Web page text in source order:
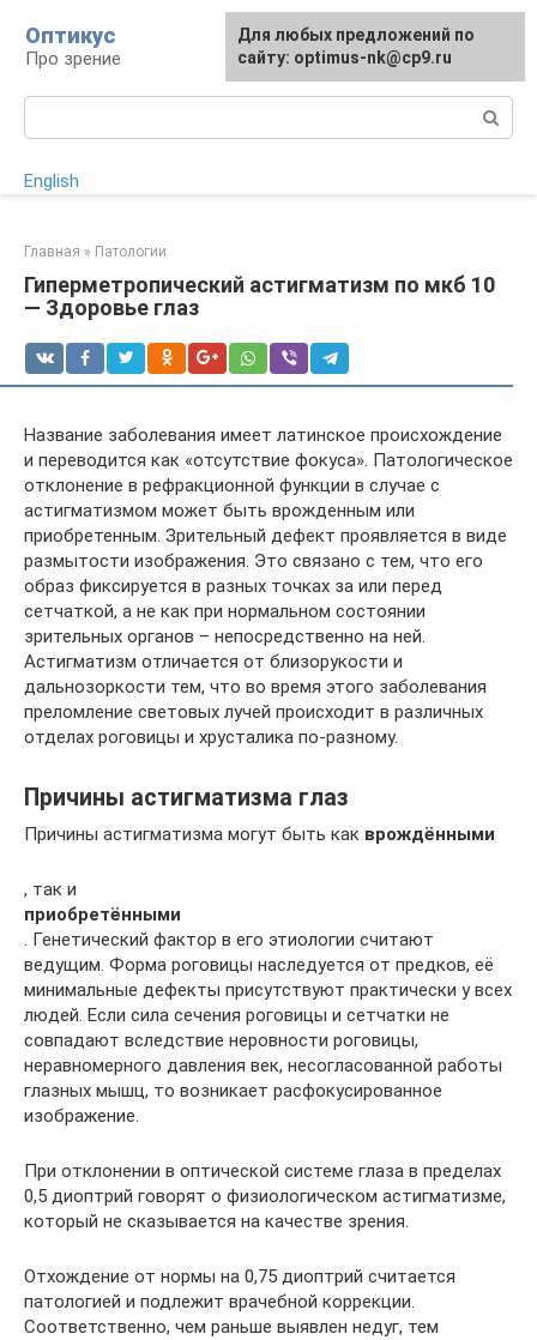
контенту
Оптикус
Про зрение
English
Главная » Патологии
Гиперметропический астигматизм по мкб 10
— Здоровье глаз
Название заболевания имеет латинское происхождение
и переводится как «отсутствие фокуса». Патологическое
отклонение в рефракционной функции в случае с
астигматизмом может быть врожденным или
приобретенным. Зрительный дефект проявляется в виде
размытости изображения. Это связано с тем, что его
образ фиксируется в разных точках за или перед
сетчаткой, а не как при нормальном состоянии
зрительных органов – непосредственно на ней.
Астигматизм отличается от близорукости и
дальнозоркости тем, что во время этого заболевания
преломление световых лучей происходит в различных
отделах роговицы и хрусталика по-разному.
Причины астигматизма глаз
Причины астигматизма могут быть как врождёнными
, так и
приобретёнными
. Генетический фактор в его этиологии считают
ведущим. Форма роговицы наследуется от предков, её
минимальные дефекты присутствуют практически у всех
людей. Если сила сечения роговицы и сетчатки не
совпадают вследствие неровности роговицы,
неравномерного давления век, несогласованной работы
глазных мышц, то возникает расфокусированное
изображение.
При отклонении в оптической системе глаза в пределах
0,5 диоптрий говорят о физиологическом астигматизме,
который не сказывается на качестве зрения.
Отхождение от нормы на 0,75 диоптрий считается
патологией и подлежит врачебной коррекции.
Соответственно, чем раньше выявлен недуг, тем
Для любых предложений по
сайту: optimus-nk@cp9.ru